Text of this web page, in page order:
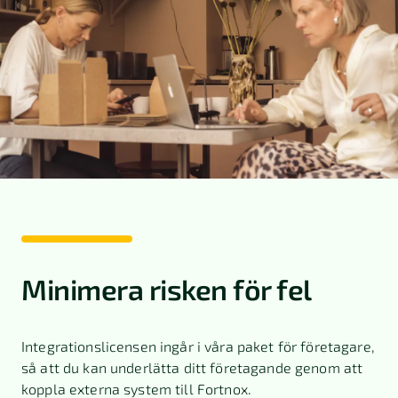
Minimera risken för fel
Integrationslicensen ingår i våra paket för företagare,
så att du kan underlätta ditt företagande genom att
koppla externa system till Fortnox.